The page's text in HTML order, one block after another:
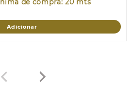
de compra: 20 mts
Adicionar